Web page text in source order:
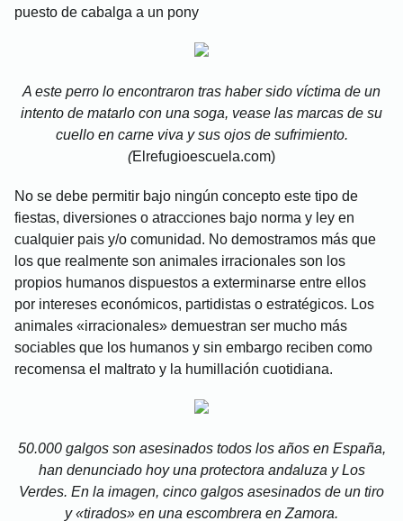
puesto de cabalga a un pony
A este perro lo encontraron tras haber sido víctima de un
intento de matarlo con una soga, vease las marcas de su
cuello en carne viva y sus ojos de sufrimiento.
(Elrefugioescuela.com)
No se debe permitir bajo ningún concepto este tipo de
fiestas, diversiones o atracciones bajo norma y ley en
cualquier pais y/o comunidad. No demostramos más que
los que realmente son animales irracionales son los
propios humanos dispuestos a exterminarse entre ellos
por intereses económicos, partidistas o estratégicos. Los
animales «irracionales» demuestran ser mucho más
sociables que los humanos y sin embargo reciben como
recomensa el maltrato y la humillación cuotidiana.
50.000 galgos son asesinados todos los años en España,
han denunciado hoy una protectora andaluza y Los
Verdes. En la imagen, cinco galgos asesinados de un tiro
y «tirados» en una escombrera en Zamora.